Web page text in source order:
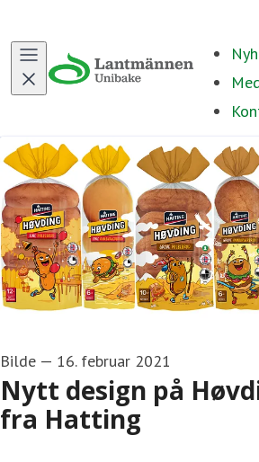
Bilde — 16. februar 2021
Nytt design på
fra Hatting